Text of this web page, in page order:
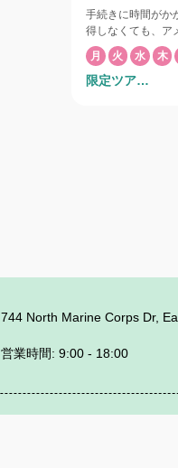
でにお申し込みください。 伝説
デューサーのタフ
リングリング・ブ
世界中のサーカス
ル、スポーツイベ
ロモーターとして
手続きに時間がか
得しなくても、ア
るプログラムです。 本パッケージは1週間
ルコースです。ホ
期間が1週間未満
申し込みください
内。下記の条件を
留学することがで
月 火 水 木
限定ツア
744 North Marine Corps Dr,
営業時間: 9:00 - 18:00